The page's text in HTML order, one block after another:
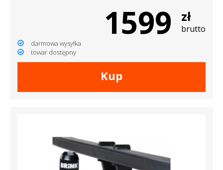
1599 zł
brutto
darmowa wysyłka
towar dostępny
Kup